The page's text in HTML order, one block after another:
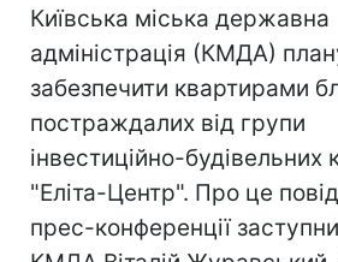
Київська міська державна
адміністрація (КМДА)
забезпечити квартирами
постраждалих від групи
інвестиційно-будівельних
"Еліта-Центр". Про це
прес-конференції